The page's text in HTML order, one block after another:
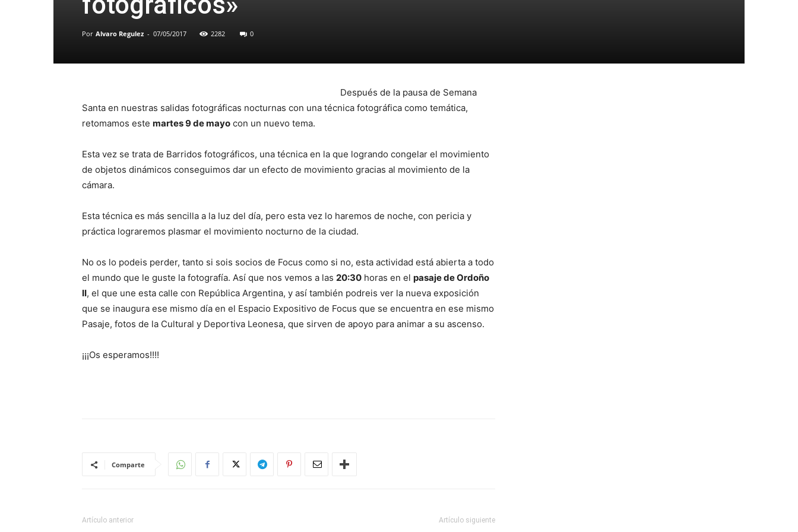
Por Alvaro Regulez - 07/05/2017 2282 0
Después de la pausa de Semana
Santa en nuestras salidas fotográficas nocturnas con una técnica fotográfica como temática,
retomamos este martes 9 de mayo con un nuevo tema.
Esta vez se trata de Barridos fotográficos, una técnica en la que logrando congelar el movimiento
de objetos dinámicos conseguimos dar un efecto de movimiento gracias al movimiento de la
cámara.
Esta técnica es más sencilla a la luz del día, pero esta vez lo haremos de noche, con pericia y
práctica lograremos plasmar el movimiento nocturno de la ciudad.
No os lo podeis perder, tanto si sois socios de Focus como si no, esta actividad está abierta a todo
el mundo que le guste la fotografía. Así que nos vemos a las 20:30 horas en el pasaje de Ordoño
II, el que une esta calle con República Argentina, y así también podreis ver la nueva exposición
que se inaugura ese mismo día en el Espacio Expositivo de Focus que se encuentra en ese mismo
Pasaje, fotos de la Cultural y Deportiva Leonesa, que sirven de apoyo para animar a su ascenso.
¡¡¡Os esperamos!!!!
Comparte
Artículo anterior Artículo siguiente